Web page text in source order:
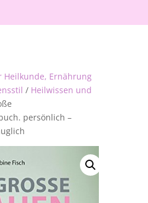
Heilkunde, Ernährung
/ Heilwissen und
persönlich –